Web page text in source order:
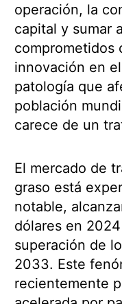
operación, la
capital y sumar
comprometidos
innovación en
patología que
población
carece de un
El mercado de
graso está
notable,
dólares en
superación de
2033. Este
recientemente